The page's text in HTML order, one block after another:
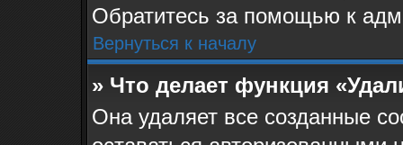
Обратитесь за помощью к
Вернуться к началу
» Что делает функция
Она удаляет все созданные